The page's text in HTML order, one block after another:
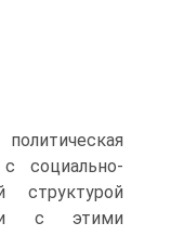
социально-
структурой
с этими